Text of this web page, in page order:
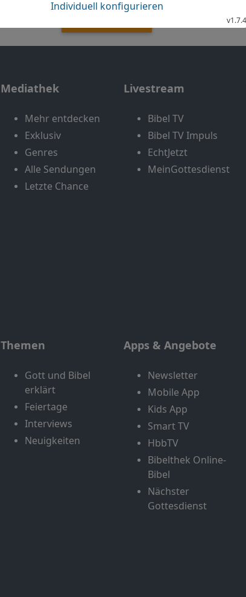
Mediathek
Mehr entdecken
Exklusiv
Genres
Alle Sendungen
Letzte Chance
Livestream
Bibel TV
Bibel TV Impuls
EchtJetzt
MeinGottesdienst
Themen
Gott und Bibel
erklärt
Feiertage
Interviews
Neuigkeiten
Apps & Angebote
Newsletter
Mobile App
Kids App
Smart TV
HbbTV
Bibelthek Online-
Bibel
Nächster
Gottesdienst